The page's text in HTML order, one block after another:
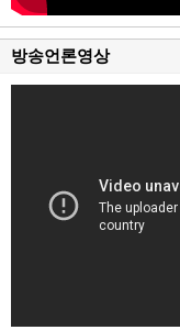
방송언론영상